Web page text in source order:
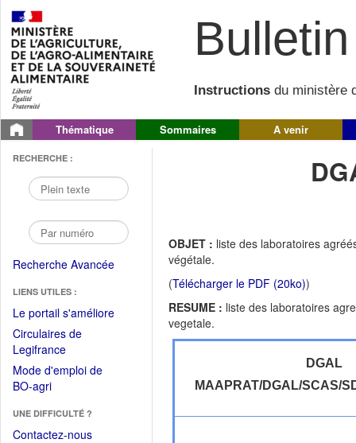
Instructions du ministère
Thématique Sommaires A venir
RECHERCHE :
Recherche Avancée
LIENS UTILES :
Le portail s'améliore(Fichier
Circulaires de
Legifrance(Ouvrir
dans
une
fenêtre)
Mode d'emploi de
BO-agri(Ouvrir
une
nouvelle
UNE DIFFICULTÉ ?
Contactez-nous
OBJET : liste des laboratoires
végétale.
(Télécharger le PDF (20ko))
RESUME : liste des laboratoires
vegetale.
DGAL
MAAPRAT/DGAL/SCAS/